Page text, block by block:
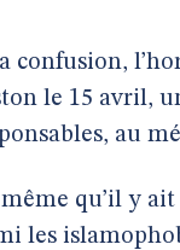
confusion,
le 15 avril,
au
qu’il y
les